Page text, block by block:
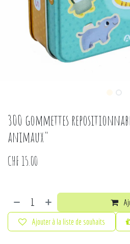
300 gommettes
animaux"
CHF 15.00
Ajouter à la liste de souhaits